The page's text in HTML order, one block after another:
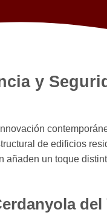
y
de edificios
añaden un toque
del